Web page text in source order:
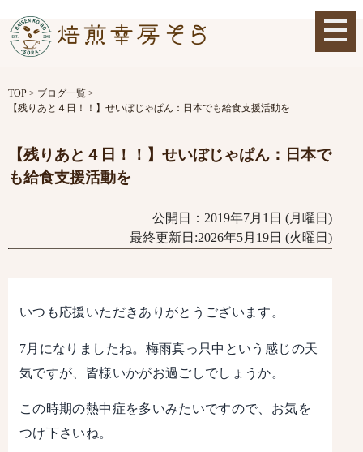
TOP > ブログ一覧 >
【残りあと４日！！】せいぼじゃぱん：日本でも給食支援活動を
【残りあと４日！！】せいぼじゃぱん：日本で
も給食支援活動を
公開日：2019年7月1日 (月曜日)
最終更新日:2026年5月19日 (火曜日)
いつも応援いただきありがとうございます。
7月になりましたね。梅雨真っ只中という感じの天
気ですが、皆様いかがお過ごしでしょうか。
この時期の熱中症を多いみたいですので、お気を
つけ下さいね。